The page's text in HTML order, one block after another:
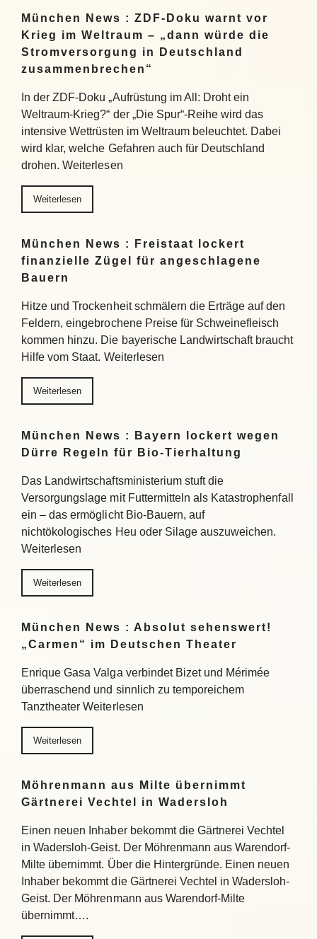
München News : ZDF-Doku warnt vor
Krieg im Weltraum – „dann würde die
Stromversorgung in Deutschland
zusammenbrechen“
In der ZDF-Doku „Aufrüstung im All: Droht ein
Weltraum-Krieg?“ der „Die Spur“-Reihe wird das
intensive Wettrüsten im Weltraum beleuchtet. Dabei
wird klar, welche Gefahren auch für Deutschland
drohen. Weiterlesen
Weiterlesen
München News : Freistaat lockert
finanzielle Zügel für angeschlagene
Bauern
Hitze und Trockenheit schmälern die Erträge auf den
Feldern, eingebrochene Preise für Schweinefleisch
kommen hinzu. Die bayerische Landwirtschaft braucht
Hilfe vom Staat. Weiterlesen
Weiterlesen
München News : Bayern lockert wegen
Dürre Regeln für Bio-Tierhaltung
Das Landwirtschaftsministerium stuft die
Versorgungslage mit Futtermitteln als Katastrophenfall
ein – das ermöglicht Bio-Bauern, auf
nichtökologisches Heu oder Silage auszuweichen.
Weiterlesen
Weiterlesen
München News : Absolut sehenswert!
„Carmen“ im Deutschen Theater
Enrique Gasa Valga verbindet Bizet und Mérimée
überraschend und sinnlich zu temporeichem
Tanztheater Weiterlesen
Weiterlesen
Möhrenmann aus Milte übernimmt
Gärtnerei Vechtel in Wadersloh
Einen neuen Inhaber bekommt die Gärtnerei Vechtel
in Wadersloh-Geist. Der Möhrenmann aus Warendorf-
Milte übernimmt. Über die Hintergründe. Einen neuen
Inhaber bekommt die Gärtnerei Vechtel in Wadersloh-
Geist. Der Möhrenmann aus Warendorf-Milte
übernimmt….